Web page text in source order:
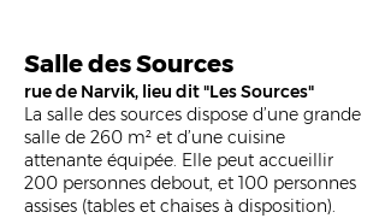
Salle des Sources
rue de Narvik, lieu dit "Les Sources"
La salle des sources dispose d’une grande
salle de 260 m² et d’une cuisine
attenante équipée. Elle peut accueillir
200 personnes debout, et 100 personnes
assises (tables et chaises à disposition).